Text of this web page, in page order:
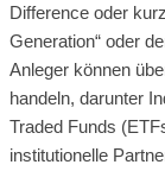
Difference oder
Generation“ oder
Anleger können
handeln, darunter
Traded Funds
institutionelle